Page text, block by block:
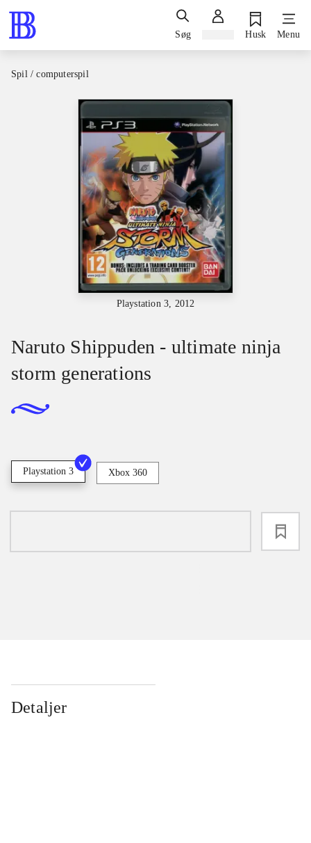
Søg Husk Menu
Spil / computerspil
Playstation 3, 2012
Naruto Shippuden - ultimate ninja
storm generations
Playstation 3 Xbox 360
Detaljer